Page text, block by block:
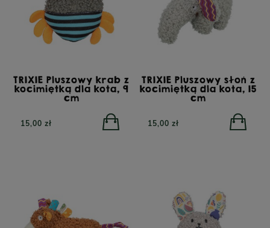
TRIXIE Pluszowy krab z
kocimiętką dla kota, 9
cm
15,00 zł
TRIXIE Pluszowy słoń z
kocimiętką dla kota, 15
cm
15,00 zł